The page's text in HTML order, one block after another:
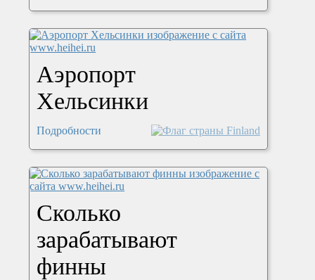
Аэропорт
Хельсинки
Подробности
Сколько
зарабатывают
финны